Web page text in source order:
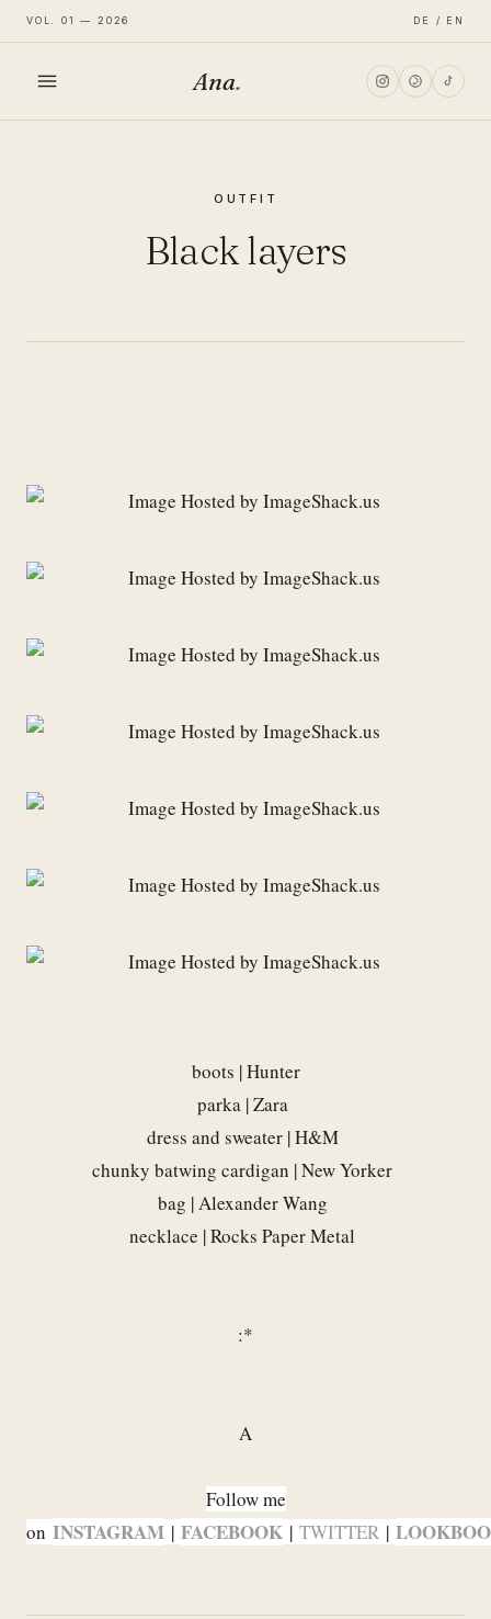
VOL. 01 — 2026 DE / EN
Ana.
OUTFIT
Black layers
boots |Hunter
parka | Zara
dress and sweater | H&M
chunky batwing cardigan | New Yorker
bag | Alexander Wang
necklace |Rocks Paper Metal
:*
A
Follow me
on INSTAGRAM | FACEBOOK | TWITTER |